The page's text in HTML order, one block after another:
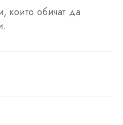
които обичат да